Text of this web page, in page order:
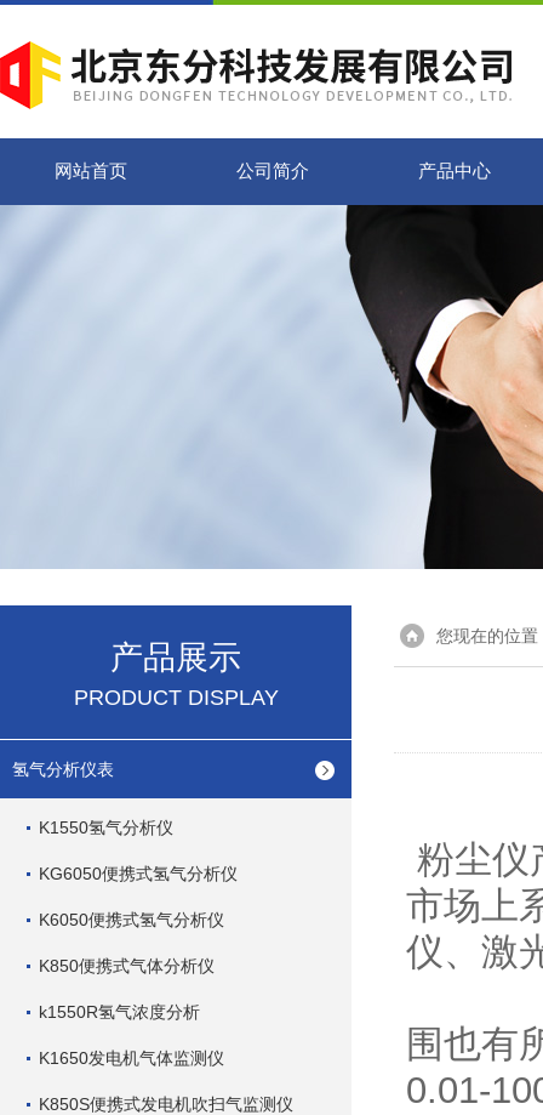
网站首页 公司简介 产品中心
产品展示
PRODUCT DISPLAY
氢气分析仪表
K1550氢气分析仪
KG6050便携式氢气分析仪
K6050便携式氢气分析仪
K850便携式气体分析仪
k1550R氢气浓度分析
K1650发电机气体监测仪
K850S便携式发电机吹扫气监测仪
您现在的位置
粉尘仪
市场上
仪、激
围也有
0.01-